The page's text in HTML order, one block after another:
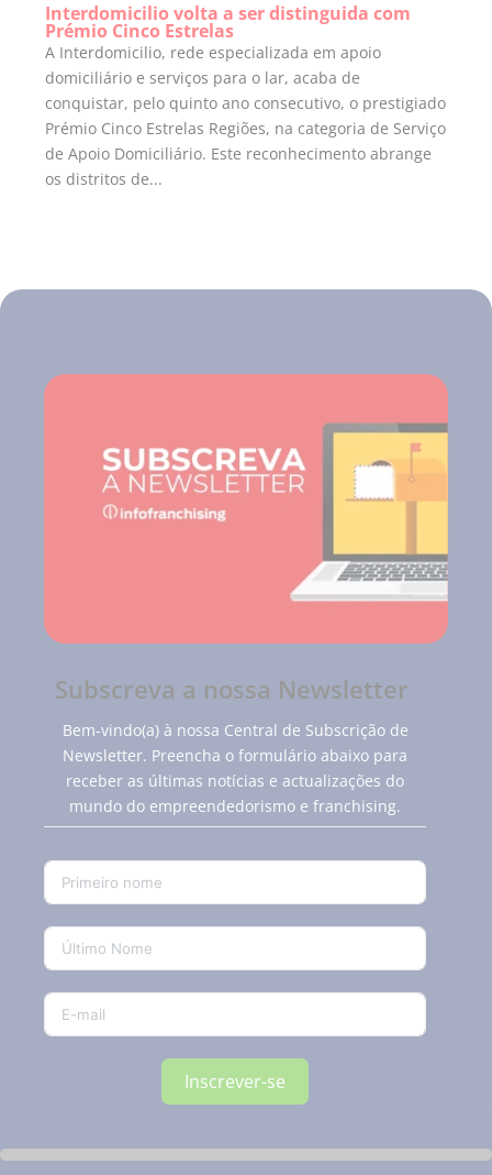
Interdomicilio volta a ser distinguida com
Prémio Cinco Estrelas
A Interdomicilio, rede especializada em apoio
domiciliário e serviços para o lar, acaba de
conquistar, pelo quinto ano consecutivo, o prestigiado
Prémio Cinco Estrelas Regiões, na categoria de Serviço
de Apoio Domiciliário. Este reconhecimento abrange
os distritos de...
Subscreva a nossa Newsletter
Bem-vindo(a) à nossa Central de Subscrição de
Newsletter. Preencha o formulário abaixo para
receber as últimas notícias e actualizações do
mundo do empreendedorismo e franchising.
Inscrever-se